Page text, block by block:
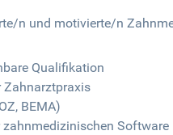
n und motivierte/n
Qualifikation
Zahnarztpraxis
BEMA)
zahnmedizinischen Software